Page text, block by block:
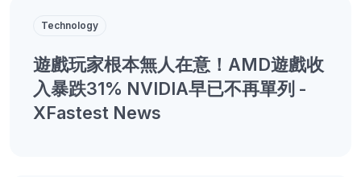
Technology
遊戲玩家根本無人在意！AMD遊戲收
入暴跌31% NVIDIA早已不再單列 -
XFastest News